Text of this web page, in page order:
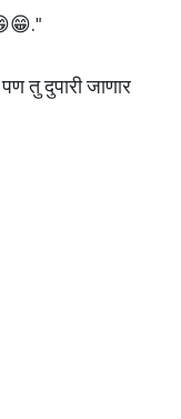
"
तु दुपारी जाणार